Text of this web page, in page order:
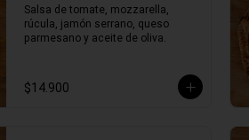
Salsa de tomate, mozzarella,
rúcula, jamón serrano, queso
parmesano y aceite de oliva.
$14.900